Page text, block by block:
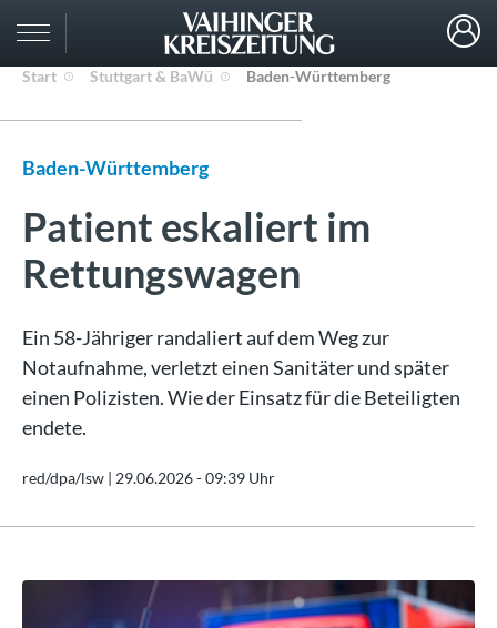
Start Stuttgart & BaWü Baden-Württemberg
Baden-Württemberg
Patient eskaliert im
Rettungswagen
Ein 58-Jähriger randaliert auf dem Weg zur
Notaufnahme, verletzt einen Sanitäter und später
einen Polizisten. Wie der Einsatz für die Beteiligten
endete.
red/dpa/lsw | 29.06.2026 - 09:39 Uhr